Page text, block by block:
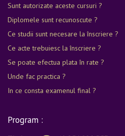
Sunt autorizate aceste cursuri ?
Diplomele sunt recunoscute ?
Ce studii sunt necesare la înscriere ?
Ce acte trebuiesc la înscriere ?
Se poate efectua plata în rate ?
Unde fac practica ?
In ce consta examenul final ?
Program :